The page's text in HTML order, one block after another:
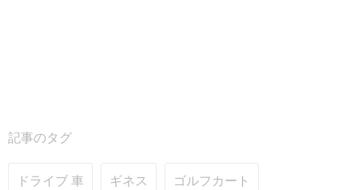
記事のタグ
ドライブ 車 ギネス ゴルフカート